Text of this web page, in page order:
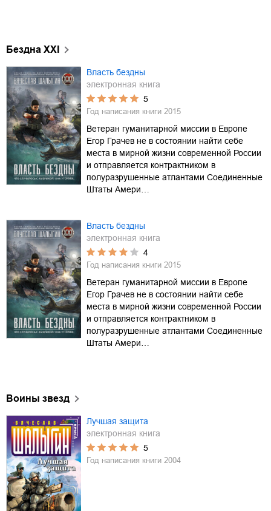
Бездна XXI
Власть бездны
электронная книга
5
Год написания книги 2015
Ветеран гуманитарной миссии в Европе
Егор Грачев не в состоянии найти себе
места в мирной жизни современной России
и отправляется контрактником в
полуразрушенные атлантами Соединенные
Штаты Амери…
Власть бездны
электронная книга
4
Год написания книги 2015
Ветеран гуманитарной миссии в Европе
Егор Грачев не в состоянии найти себе
места в мирной жизни современной России
и отправляется контрактником в
полуразрушенные атлантами Соединенные
Штаты Амери…
Воины звезд
Лучшая защита
электронная книга
5
Год написания книги 2004